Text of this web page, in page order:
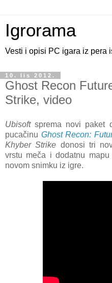
Igrorama
Vesti i opisi PC igara iz pera
10. lis 2012.
Ghost Recon
Strike, video
Ubisoftsprema novi paket
pucačinu Ghost Recon:
Khyber Strike donosi tri
vrstu meča i dodatnu
novom snimku iz igre.